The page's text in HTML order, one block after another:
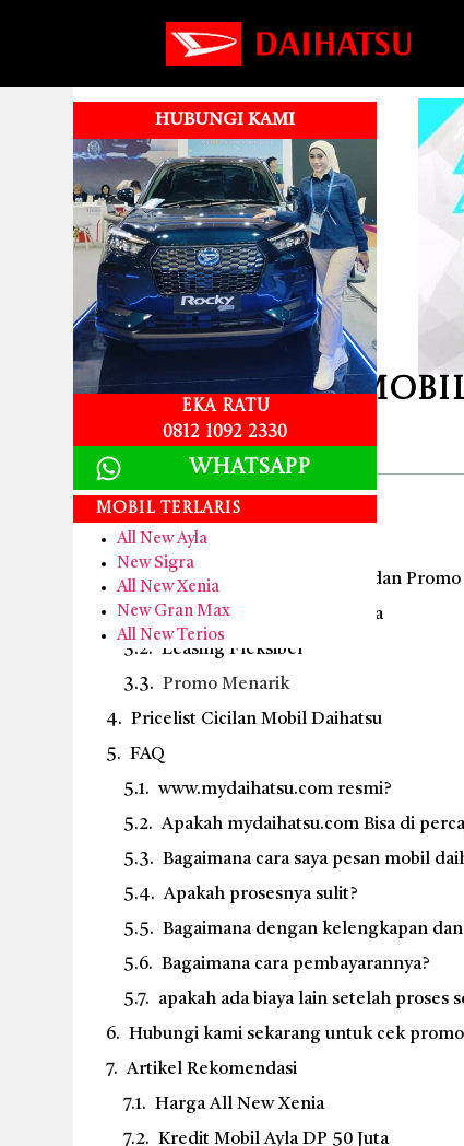
Harga Kredit
Table of Contents
Syarat kepemilikan kendaraan
Layanan Test Drive Daihatsu
Keunggulan Dealer, Leasing, dan Promo
Dealer Resmi & Terpercaya
Leasing Fleksibel
Promo Menarik
Pricelist Cicilan Mobil Daihatsu
FAQ
www.mydaihatsu.com resmi?
Apakah mydaihatsu.com Bisa di
Bagaimana cara saya pesan mobil
Apakah prosesnya sulit?
Bagaimana dengan kelengkapan dan
Bagaimana cara pembayarannya?
apakah ada biaya lain setelah proses
Hubungi kami sekarang untuk cek
Artikel Rekomendasi
Harga All New Xenia
Kredit Mobil Ayla DP 50 Juta
HUBUNGI KAMI
Eka Ratu
0812 1092 2330
Whatsapp
Mobil Terlaris
All New Ayla
New Sigra
All New Xenia
New Gran Max
All New Terios